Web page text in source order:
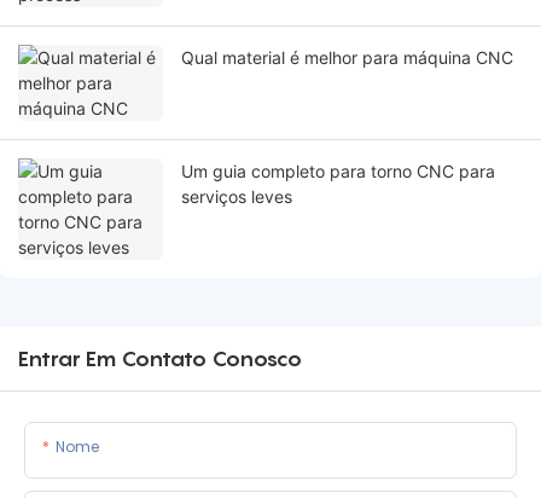
Qual material é melhor para máquina CNC
Um guia completo para torno CNC para
serviços leves
Entrar Em Contato Conosco
Nome